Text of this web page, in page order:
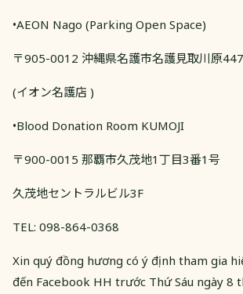
•AEON Nago (Parking Open Space)
〒905-0012 沖縄県名護市名護見取川原
(イオン名護店 )
•Blood Donation Room KUMOJI
〒900-0015 那覇市久茂地1丁目3番1号
久茂地セントラルビル3F
TEL: 098-864-0368
​Xin quý đồng hương có ý định tham gia
đến Facebook HH trước Thứ Sáu ngày 8